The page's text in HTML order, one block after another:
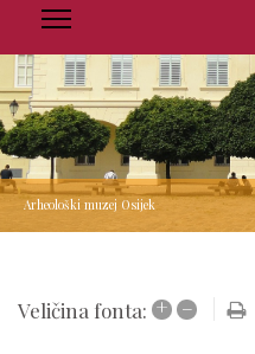
Arheološki muzej Osijek
Veličina fonta: + –